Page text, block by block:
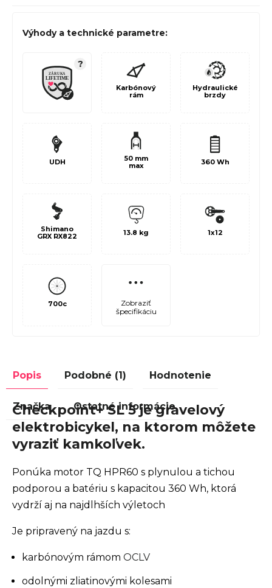
Výhody a technické parametre:
?
Karbónový
rám
Hydraulické
brzdy
UDH
50 mm
max
360 Wh
Shimano
GRX RX822
13.8 kg 1x12
700c
Zobraziť
špecifikáciu
Popis Podobné (1) Hodnotenie
Značka Ostatné informácie
Checkpoint+ SL 5 je gravelový
elektrobicykel, na ktorom môžete
vyraziť kamkoľvek.
Ponúka motor TQ HPR60 s plynulou a tichou
podporou a batériu s kapacitou 360 Wh, ktorá
vydrží aj na najdlhších výletoch
Je pripravený na jazdu s:
karbónovým rámom OCLV
odolnými zliatinovými kolesami